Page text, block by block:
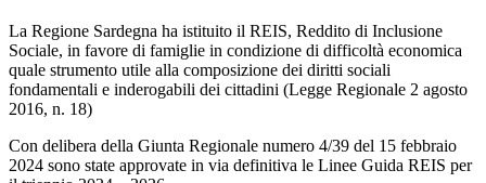
La Regione Sardegna ha istituito il REIS, Reddito di Inclusione
Sociale, in favore di famiglie in condizione di difficoltà economica
quale strumento utile alla composizione dei diritti sociali
fondamentali e inderogabili dei cittadini (Legge Regionale 2 agosto
2016, n. 18)
Con delibera della Giunta Regionale numero 4/39 del 15 febbraio
2024 sono state approvate in via definitiva le Linee Guida REIS per